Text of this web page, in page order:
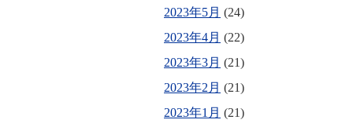
2023年5月 (24)
2023年4月 (22)
2023年3月 (21)
2023年2月 (21)
2023年1月 (21)